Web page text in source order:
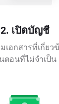
2. เปิดบัญชี
เอกสารที่เกี่ยว
ตอนที่ไม่จำเป็น